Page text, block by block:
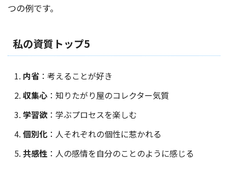
つの例です。
私の資質トップ5
内省 ：考えることが好き
収集心 ：知りたがり屋のコレクター気質
学習欲 ：学ぶプロセスを楽しむ
個別化 ：人それぞれの個性に惹かれる
共感性 ：人の感情を自分のことのように感じる